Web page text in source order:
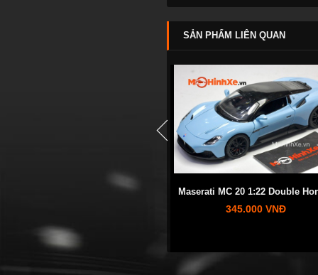
SẢN PHẨM LIÊN QUAN
Porsche Cayenne S 1:24 XHD Maserati MC 20 1:22 Double
345.000 VNĐ
prev